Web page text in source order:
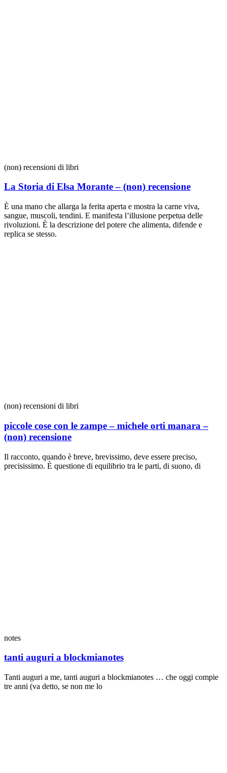
(non) recensioni di libri
La Storia di Elsa Morante – (non) recensione
È una mano che allarga la ferita aperta e mostra la carne viva,
sangue, muscoli, tendini. E manifesta l’illusione perpetua delle
rivoluzioni. È la descrizione del potere che alimenta, difende e
replica se stesso.
(non) recensioni di libri
piccole cose con le zampe – michele orti manara –
(non) recensione
Il racconto, quando è breve, brevissimo, deve essere preciso,
precisissimo. È questione di equilibrio tra le parti, di suono, di
notes
tanti auguri a blockmianotes
Tanti auguri a me, tanti auguri a blockmianotes … che oggi compie
tre anni (va detto, se non me lo